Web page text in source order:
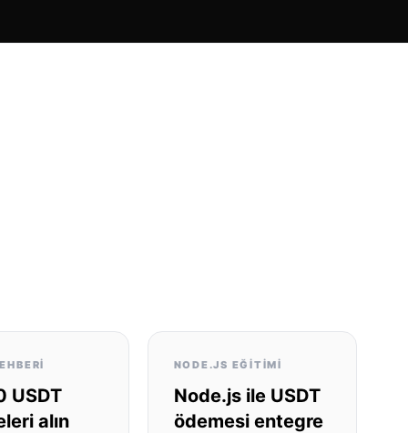
USDT
alın
NODE.JS EĞITIMI
Node.js ile USDT
ödemesi entegre